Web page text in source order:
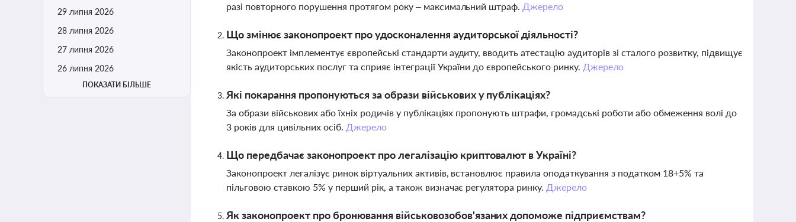
29 липня 2026
28 липня 2026
27 липня 2026
26 липня 2026
ПОКАЗАТИ БІЛЬШЕ
разі повторного порушення протягом року – максимальний штраф. Джерело
Що змінює законопроект про удосконалення аудиторської діяльності?
Законопроект імплементує європейські стандарти аудиту, вводить атестацію аудиторів зі сталого розвитку, підвищує
якість аудиторських послуг та сприяє інтеграції України до європейського ринку. Джерело
Які покарання пропонуються за образи військових у публікаціях?
За образи військових або їхніх родичів у публікаціях пропонують штрафи, громадські роботи або обмеження волі до
3 років для цивільних осіб. Джерело
Що передбачає законопроект про легалізацію криптовалют в Україні?
Законопроект легалізує ринок віртуальних активів, встановлює правила оподаткування з податком 18+5% та
пільговою ставкою 5% у перший рік, а також визначає регулятора ринку. Джерело
Як законопроект про бронювання військовозобов'язаних допоможе підприємствам?